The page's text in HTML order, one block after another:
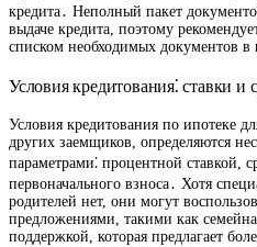
кредита․ Неполный пакет
выдаче кредита, поэтому
списком необходимых документов в
Условия кредитования⁚ ставки и
Условия кредитования по ипотеке
других заемщиков, определяются
параметрами⁚ процентной ставкой,
первоначального взноса․ Хотя
родителей нет, они могут
предложениями, такими как
поддержкой, которая предлагает